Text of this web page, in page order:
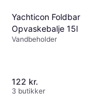
Yachticon Foldbar
Opvaskebalje 15l
Vandbeholder
122 kr.
3 butikker